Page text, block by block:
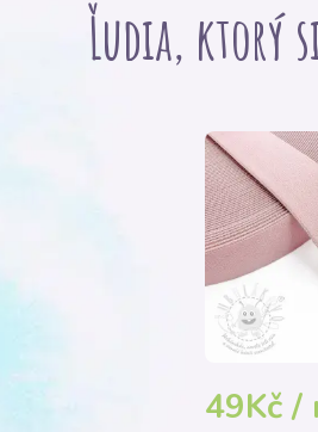
Ľudia, ktorý
49Kč /